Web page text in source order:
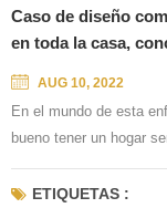
Caso de diseño
en toda la casa,
AUG 10, 2022
En el mundo de esta
bueno tener un hogar
emocional, es la
que está lleno de
ETIQUETAS :